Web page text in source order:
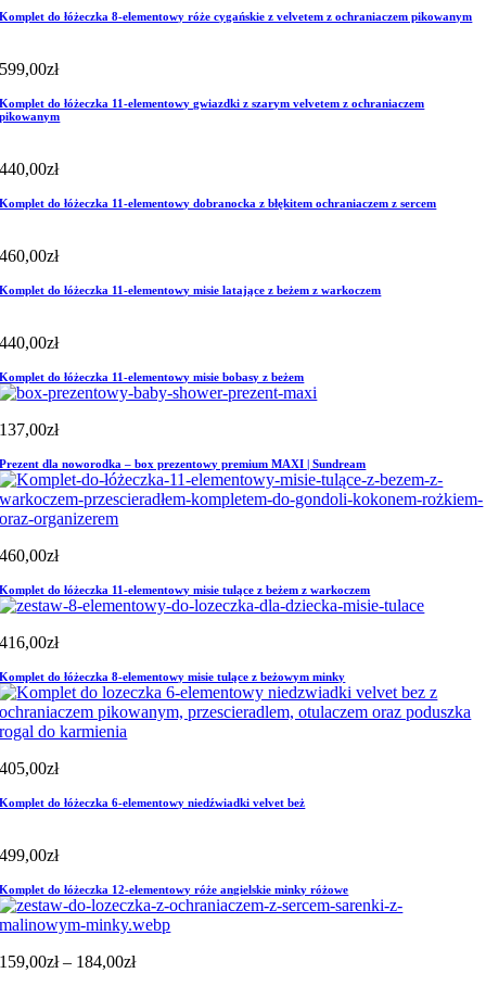
Komplet do łóżeczka 8-elementowy róże cygańskie z velvetem z ochraniaczem pikowanym
599,00zł
Komplet do łóżeczka 11-elementowy gwiazdki z szarym velvetem z ochraniaczem
pikowanym
440,00zł
Komplet do łóżeczka 11-elementowy dobranocka z błękitem ochraniaczem z sercem
460,00zł
Komplet do łóżeczka 11-elementowy misie latające z beżem z warkoczem
440,00zł
Komplet do łóżeczka 11-elementowy misie bobasy z beżem
137,00zł
Prezent dla noworodka – box prezentowy premium MAXI | Sundream
460,00zł
Komplet do łóżeczka 11-elementowy misie tulące z beżem z warkoczem
416,00zł
Komplet do łóżeczka 8-elementowy misie tulące z beżowym minky
405,00zł
Komplet do łóżeczka 6-elementowy niedźwiadki velvet beż
499,00zł
Komplet do łóżeczka 12-elementowy róże angielskie minky różowe
159,00zł – 184,00złZakres